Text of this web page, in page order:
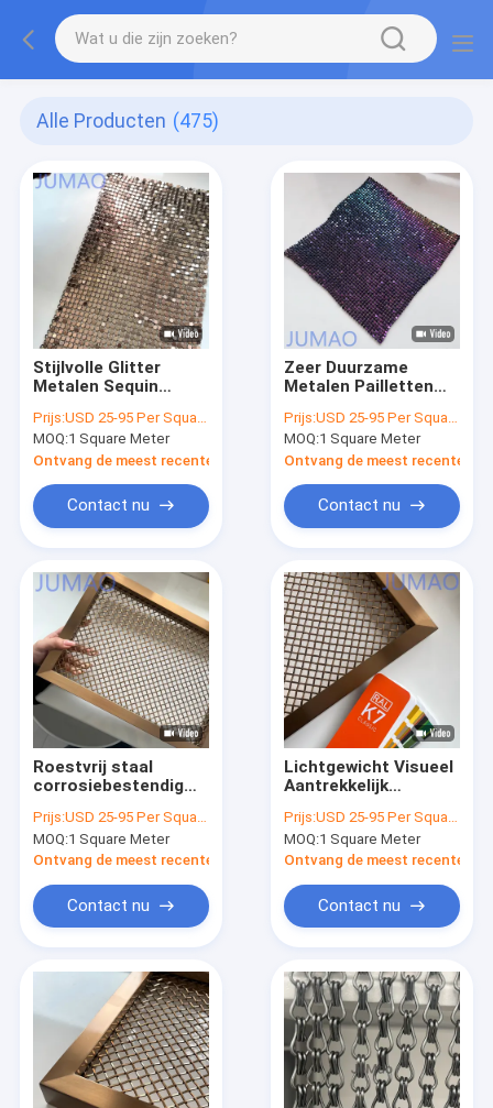
Alle Producten (475)
Stijlvolle Glitter
Metalen Sequin
Schimmer Voor
Verbazingwekkende
Event Scenes
Prijs:USD 25-95 Per Square Meter
MOQ:1 Square Meter
Ontvang de meest recente Prijs
Contact nu
Zeer Duurzame
Metalen Pailletten
Voor Langdurige
Decoratieve
Prestaties
Prijs:USD 25-95 Per Square Meter
MOQ:1 Square Meter
Ontvang de meest recente
Contact nu
Roestvrij staal
corrosiebestendig
voor
architectonische
bekleding
Prijs:USD 25-95 Per Square Meter
MOQ:1 Square Meter
Ontvang de meest recente Prijs
Contact nu
Lichtgewicht Visueel
Aantrekkelijk
Draadgaas
Ontworpen voor
Gebouwdecoratie
Prijs:USD 25-95 Per Square Meter
MOQ:1 Square Meter
Ontvang de meest recente
Contact nu